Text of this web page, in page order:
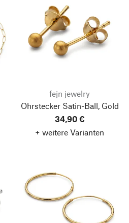
fejn jewelry
Ohrstecker Satin-Ball, Gold
34,90 €
+ weitere Varianten